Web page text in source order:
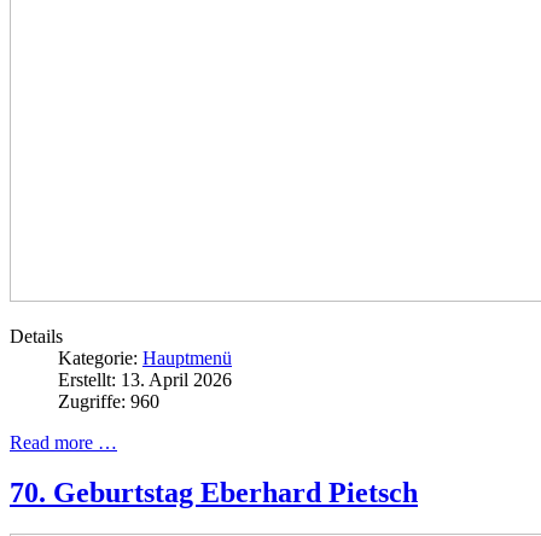
Details
Kategorie: Hauptmenü
Erstellt: 13. April 2026
Zugriffe: 960
Read more …
70. Geburtstag Eberhard Pietsch